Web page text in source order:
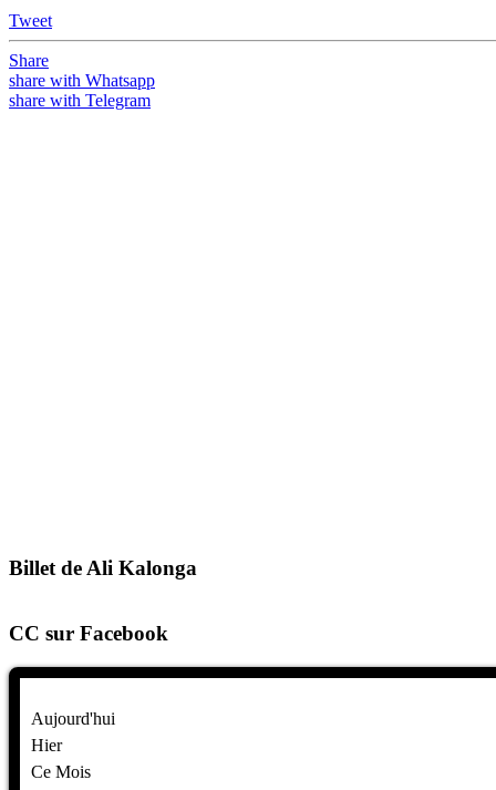
Tweet
Share
share with Whatsapp
share with Telegram
Billet de Ali Kalonga
CC sur Facebook
Aujourd'hui
Hier
Ce Mois